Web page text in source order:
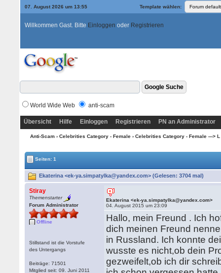
07. August 2026 um 13:55 Template wählen:
Willkommen Gast. Bitte Einloggen oder Registrieren
World Wide Web anti-scam
Übersicht Hilfe Einloggen Registrieren PN an Administrator
Anti-Scam› Celebrities Category - Female› Celebrities Category - Female ---> L
Seiten: 1
Ekaterina <ek-ya.simpatylka@yandex.com> (Gelesen: 3704 mal)
Stiray
Themenstarter
Forum Administrator
Offline
Stillstand ist die Vorstufe
des Untergangs
Beiträge: 71501
Mitglied seit: 09. Juni 2011
Ekaterina <ek-ya.simpatylka@yandex.com>
04. August 2015 um 23:09
Hallo, mein Freund . Ich
dich meinen Freund
in Russland. Ich konnte
wusste es nicht,ob dein
gezweifelt,ob ich dir